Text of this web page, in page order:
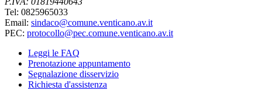
Tel: 0825965033
Email: sindaco@comune.venticano.av.it
PEC: protocollo@pec.comune.venticano.av.it
Leggi le FAQ
Prenotazione appuntamento
Segnalazione disservizio
Richiesta d'assistenza